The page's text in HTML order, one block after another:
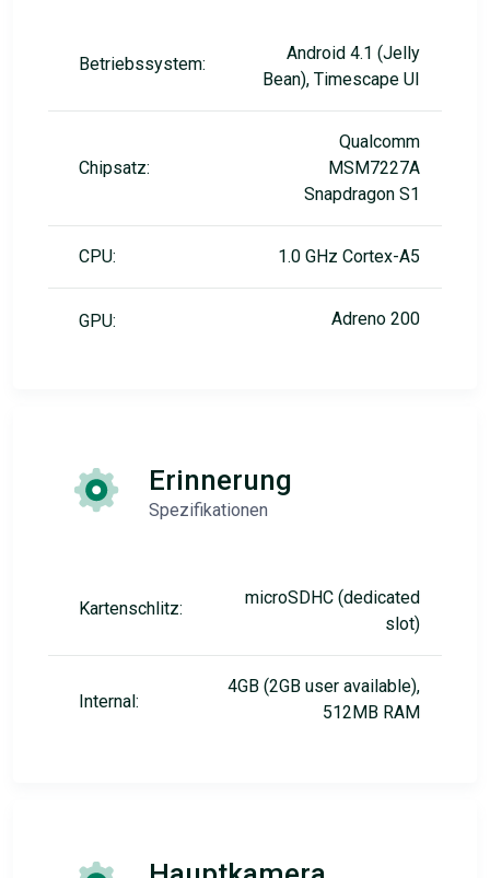
Betriebssystem:
Android 4.1 (Jelly
Bean), Timescape UI
Chipsatz:
Qualcomm
MSM7227A
Snapdragon S1
CPU: 1.0 GHz Cortex-A5
GPU: Adreno 200
Erinnerung
Spezifikationen
Kartenschlitz:
microSDHC (dedicated
slot)
Internal:
4GB (2GB user available),
512MB RAM